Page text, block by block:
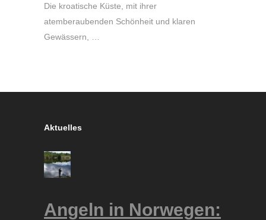
Die kroatische Küste, mit ihrer
atemberaubenden Schönheit und klaren
Gewässern, …
Aktuelles
Angeln in Norwegen: